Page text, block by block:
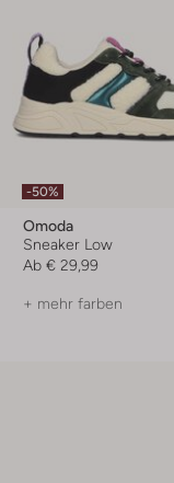
-50%
Omoda
Sneaker Low
Ab € 29,99
+ mehr farben